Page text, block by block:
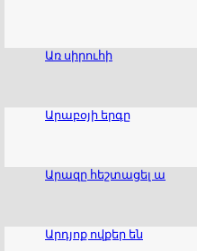
Առ սիրուհի
Արաբօյի երգը
Արազը հեշտացել ա
Արդյոք ովքեր են